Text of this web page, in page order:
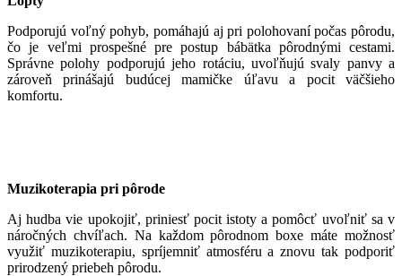
Podporujú voľný pohyb, pomáhajú aj pri polohovaní počas pôrodu,
čo je veľmi prospešné pre postup bábätka pôrodnými cestami.
Správne polohy podporujú jeho rotáciu, uvoľňujú svaly panvy a
zároveň prinášajú budúcej mamičke úľavu a pocit väčšieho
komfortu.
Muzikoterapia pri pôrode
Aj hudba vie upokojiť, priniesť pocit istoty a pomôcť uvoľniť sa v
náročných chvíľach. Na každom pôrodnom boxe máte možnosť
využiť muzikoterapiu, spríjemniť atmosféru a znovu tak podporiť
prirodzený priebeh pôrodu.